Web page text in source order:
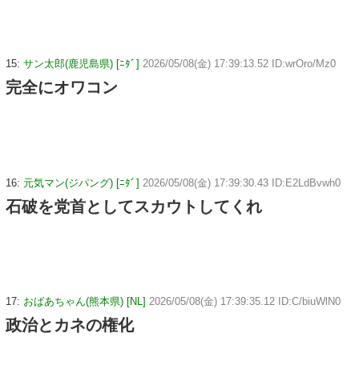
15: サン太郎(鹿児島県) [ﾆﾀﾞ] 2026/05/08(金) 17:39:13.52 ID:wrOro/Mz0
完全にオワコン
16: 元気マン(ジパング) [ﾆﾀﾞ] 2026/05/08(金) 17:39:30.43 ID:E2LdBvwh0
石破を党首としてスカウトしてくれ
17: おばあちゃん(熊本県) [NL] 2026/05/08(金) 17:39:35.12 ID:C/biuWlN0
政治とカネの権化